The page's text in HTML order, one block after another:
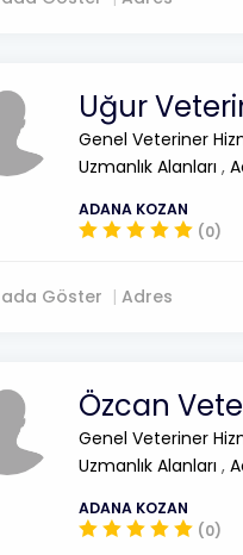
Uğur
Genel Veteriner
Uzmanlık Alanları ,
ADANA KOZAN
(0)
Göster Adres
Özcan
Genel Veteriner
Uzmanlık Alanları ,
ADANA KOZAN
(0)